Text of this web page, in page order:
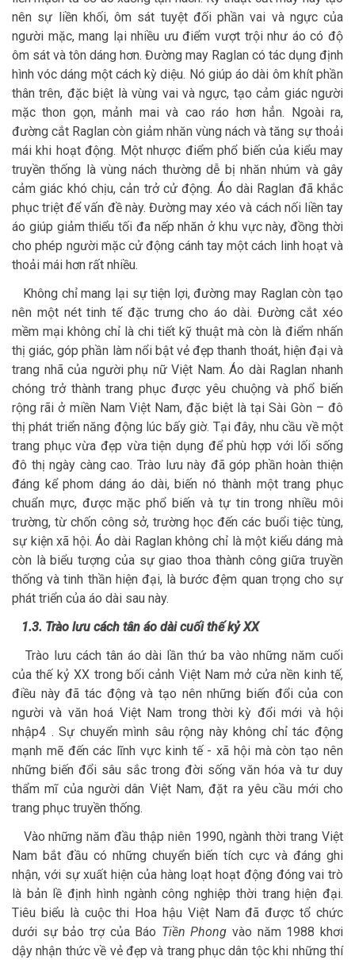
nên sự liền khối, ôm sát tuyệt đối phần vai và ngực của
người mặc, mang lại nhiều ưu điểm vượt trội như áo có độ
ôm sát và tôn dáng hơn. Đường may Raglan có tác dụng định
hình vóc dáng một cách kỳ diệu. Nó giúp áo dài ôm khít phần
thân trên, đặc biệt là vùng vai và ngực, tạo cảm giác người
mặc thon gọn, mảnh mai và cao ráo hơn hẳn. Ngoài ra,
đường cắt Raglan còn giảm nhăn vùng nách và tăng sự thoải
mái khi hoạt động. Một nhược điểm phổ biến của kiểu may
truyền thống là vùng nách thường dễ bị nhăn nhúm và gây
cảm giác khó chịu, cản trở cử động. Áo dài Raglan đã khắc
phục triệt để vấn đề này. Đường may xéo và cách nối liền tay
áo giúp giảm thiểu tối đa nếp nhăn ở khu vực này, đồng thời
cho phép người mặc cử động cánh tay một cách linh hoạt và
thoải mái hơn rất nhiều.
Không chỉ mang lại sự tiện lợi, đường may Raglan còn tạo
nên một nét tinh tế đặc trưng cho áo dài. Đường cắt xéo
mềm mại không chỉ là chi tiết kỹ thuật mà còn là điểm nhấn
thị giác, góp phần làm nổi bật vẻ đẹp thanh thoát, hiện đại và
trang nhã của người phụ nữ Việt Nam. Áo dài Raglan nhanh
chóng trở thành trang phục được yêu chuộng và phổ biến
rộng rãi ở miền Nam Việt Nam, đặc biệt là tại Sài Gòn – đô
thị phát triển năng động lúc bấy giờ. Tại đây, nhu cầu về một
trang phục vừa đẹp vừa tiện dụng để phù hợp với lối sống
đô thị ngày càng cao. Trào lưu này đã góp phần hoàn thiện
đáng kể phom dáng áo dài, biến nó thành một trang phục
chuẩn mực, được mặc phổ biến và tự tin trong nhiều môi
trường, từ chốn công sở, trường học đến các buổi tiệc tùng,
sự kiện xã hội. Áo dài Raglan không chỉ là một kiểu dáng mà
còn là biểu tượng của sự giao thoa thành công giữa truyền
thống và tinh thần hiện đại, là bước đệm quan trọng cho sự
phát triển của áo dài sau này.
1.3. Trào lưu cách tân áo dài cuối thế kỷ XX
Trào lưu cách tân áo dài lần thứ ba vào những năm cuối
của thế kỷ XX trong bối cảnh Việt Nam mở cửa nền kinh tế,
điều này đã tác động và tạo nên những biến đổi của con
người và văn hoá Việt Nam trong thời kỳ đổi mới và hội
nhập4 . Sự chuyển mình sâu rộng này không chỉ tác động
mạnh mẽ đến các lĩnh vực kinh tế - xã hội mà còn tạo nên
những biến đổi sâu sắc trong đời sống văn hóa và tư duy
thẩm mĩ của người dân Việt Nam, đặt ra yêu cầu mới cho
trang phục truyền thống.
Vào những năm đầu thập niên 1990, ngành thời trang Việt
Nam bắt đầu có những chuyển biến tích cực và đáng ghi
nhận, với sự xuất hiện của hàng loạt hoạt động đóng vai trò
là bản lề định hình ngành công nghiệp thời trang hiện đại.
Tiêu biểu là cuộc thi Hoa hậu Việt Nam đã được tổ chức
dưới sự bảo trợ của Báo Tiền Phong vào năm 1988 khơi
dậy nhận thức về vẻ đẹp và trang phục dân tộc khi những thí